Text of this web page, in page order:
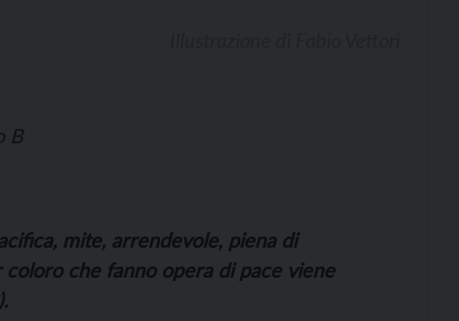
B
mite, arrendevole, piena di
che fanno opera di pace viene